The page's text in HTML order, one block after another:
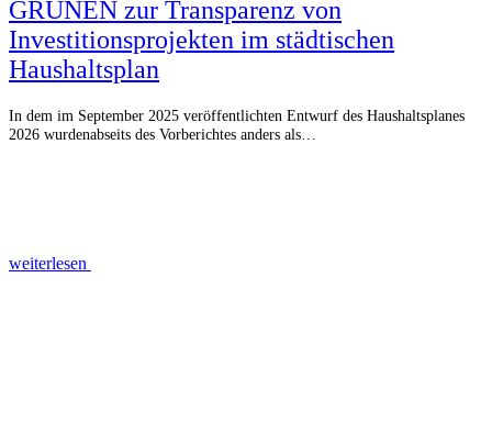
GRÜNEN zur Transparenz von
Investitionsprojekten im städtischen
Haushaltsplan
In dem im September 2025 veröffentlichten Entwurf des Haushaltsplanes
2026 wurdenabseits des Vorberichtes anders als…
weiterlesen